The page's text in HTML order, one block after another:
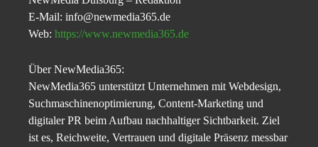
E-Mail: info@newmedia365.de
Web: https://www.newmedia365.de
Über NewMedia365:
NewMedia365 unterstützt Unternehmen mit Webdesign,
Suchmaschinenoptimierung, Content-Marketing und
digitaler PR beim Aufbau nachhaltiger Sichtbarkeit. Ziel
ist es, Reichweite, Vertrauen und digitale Präsenz messbar